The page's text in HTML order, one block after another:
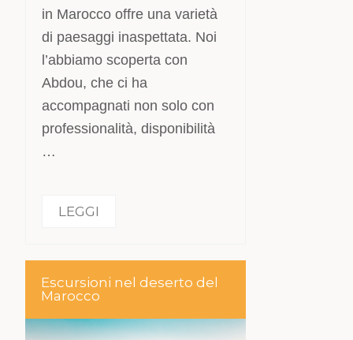
in Marocco offre una varietà
di paesaggi inaspettata. Noi
l’abbiamo scoperta con
Abdou, che ci ha
accompagnati non solo con
professionalità, disponibilità
…
LEGGI
Escursioni nel deserto del
Marocco